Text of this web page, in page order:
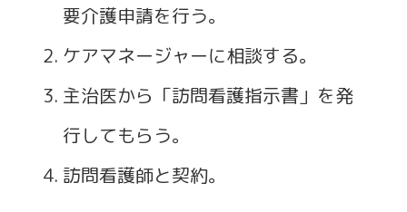
要介護申請を行う。
ケアマネージャーに相談する。
主治医から「訪問看護指示書」を発
行してもらう。
訪問看護師と契約。